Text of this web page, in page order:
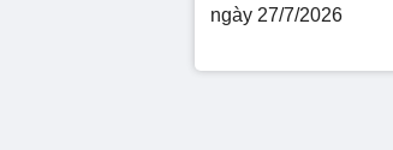
ngày 27/7/2026